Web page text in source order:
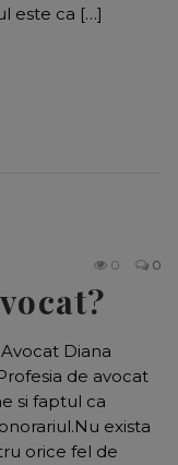
este ca […]
0
0
Diana
de avocat
si faptul ca
exista
orice fel de